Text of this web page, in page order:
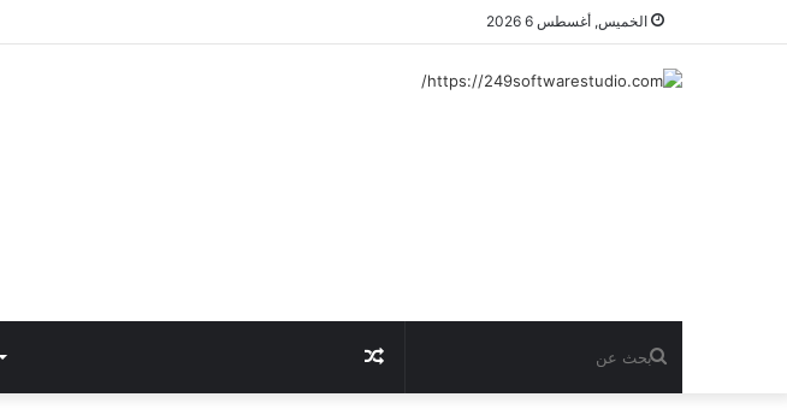
الخميس, أغسطس 6 2026
بحث مقال